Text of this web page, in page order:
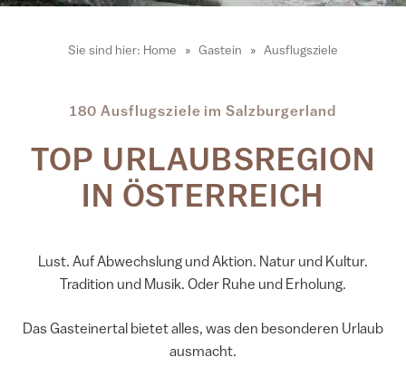
Sie sind hier: Home Gastein Ausflugsziele
180 Ausflugsziele im Salzburgerland
TOP URLAUBSREGION
IN ÖSTERREICH
Lust. Auf Abwechslung und Aktion. Natur und Kultur.
Tradition und Musik. Oder Ruhe und Erholung.
Das Gasteinertal bietet alles, was den besonderen Urlaub
ausmacht.